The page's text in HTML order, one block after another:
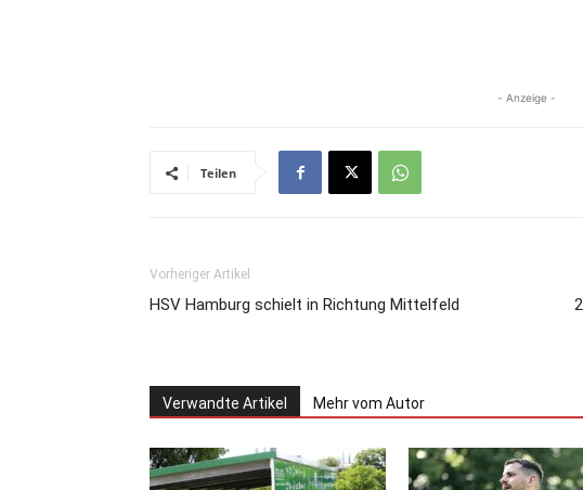
- Anzeige -
Teilen
Vorheriger Artikel
HSV Hamburg schielt in Richtung Mittelfeld
Verwandte Artikel Mehr vom Autor